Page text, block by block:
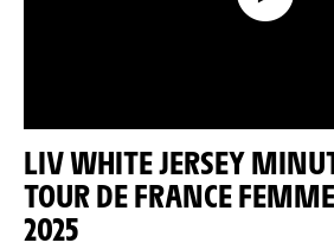
LIV WHITE JERSEY MINUTE - STAGE 9 -
TOUR DE FRANCE
2025